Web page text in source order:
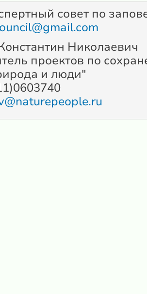
совет по
Николаевич
проектов по
и люди"